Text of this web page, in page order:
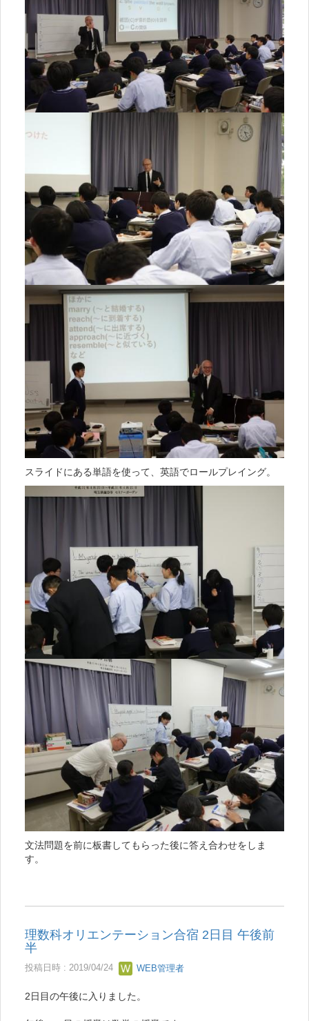
スライドにある単語を使って、英語でロールプレイング。
文法問題を前に板書してもらった後に答え合わせをしま
す。
理数科オリエンテーション合宿 2日目 午後前
半
投稿日時 : 2019/04/24 WEB管理者
2日目の午後に入りました。